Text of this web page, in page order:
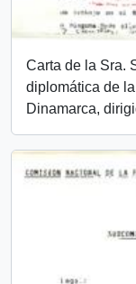
Carta de la Sra.
diplomática de
Dinamarca,